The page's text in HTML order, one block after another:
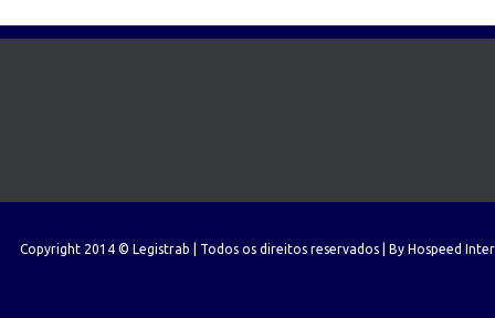
Copyright 2014 © Legistrab | Todos os direitos reservados | By Hospeed